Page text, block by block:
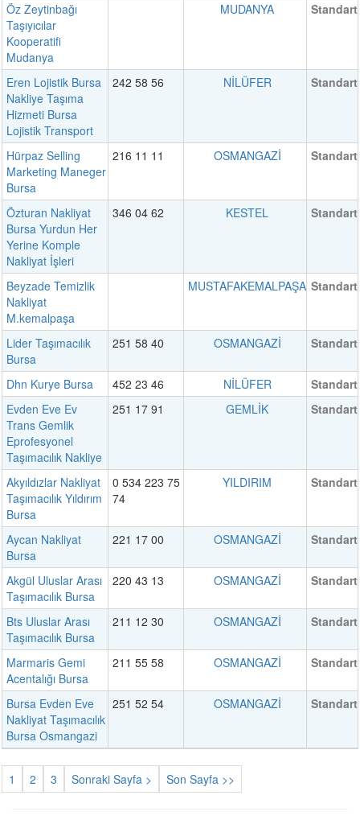
Öz Zeytinbağı
Taşıyıcılar
Kooperatifi
Mudanya
MUDANYA Standart
Eren Lojistik Bursa
Nakliye Taşıma
Hizmeti Bursa
Lojistik Transport
242 58 56 NİLÜFER Standart
Hürpaz Selling
Marketing Maneger
Bursa
216 11 11 OSMANGAZİ Standart
Özturan Nakliyat
Bursa Yurdun Her
Yerine Komple
Nakliyat İşleri
346 04 62 KESTEL Standart
Beyzade Temizlik
Nakliyat
M.kemalpaşa
MUSTAFAKEMALPAŞA Standart
Lider Taşımacılık
Bursa
251 58 40 OSMANGAZİ Standart
Dhn Kurye Bursa 452 23 46 NİLÜFER
Standart
Evden Eve Ev
Trans Gemlik
Eprofesyonel
Taşımacılık Nakliye
251 17 91 GEMLİK Standart
Akyıldızlar Nakliyat
Taşımacılık Yıldırım
Bursa
0 534 223 75
74
YILDIRIM Standart
Aycan Nakliyat
Bursa
221 17 00 OSMANGAZİ Standart
Akgül Uluslar Arası
Taşımacılık Bursa
220 43 13 OSMANGAZİ Standart
Bts Uluslar Arası
Taşımacılık Bursa
211 12 30 OSMANGAZİ Standart
Marmaris Gemi
Acentalığı Bursa
211 55 58 OSMANGAZİ Standart
Bursa Evden Eve
Nakliyat Taşımacılık
Bursa Osmangazi
251 52 54 OSMANGAZİ Standart
1 2 3 Sonraki Sayfa > Son Sayfa >>